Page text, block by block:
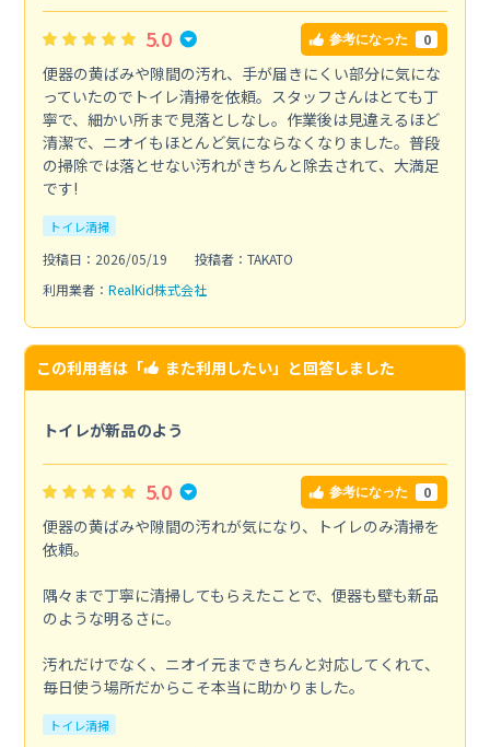
5.0 参考になった 0
便器の黄ばみや隙間の汚れ、手が届きにくい部分に気にな
っていたのでトイレ清掃を依頼。スタッフさんはとても丁
寧で、細かい所まで見落としなし。作業後は見違えるほど
清潔で、ニオイもほとんど気にならなくなりました。普段
の掃除では落とせない汚れがきちんと除去されて、大満足
です!
トイレ清掃
投稿日：2026/05/19
投稿者：TAKATO
利用業者： RealKid株式会社
この利用者は「 また利用したい」と回答しました
トイレが新品のよう
5.0 参考になった 0
便器の黄ばみや隙間の汚れが気になり、トイレのみ清掃を
依頼。
隅々まで丁寧に清掃してもらえたことで、便器も壁も新品
のような明るさに。
汚れだけでなく、ニオイ元まできちんと対応してくれて、
毎日使う場所だからこそ本当に助かりました。
トイレ清掃